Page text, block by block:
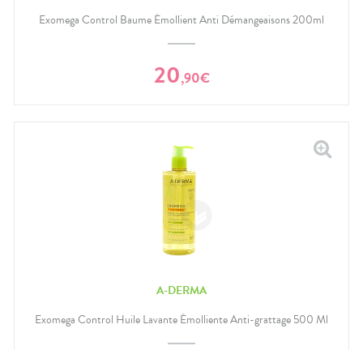
Exomega Control Baume Émollient Anti Démangeaisons 200ml
20,90€
A-DERMA
Exomega Control Huile Lavante Émolliente Anti-grattage 500 Ml